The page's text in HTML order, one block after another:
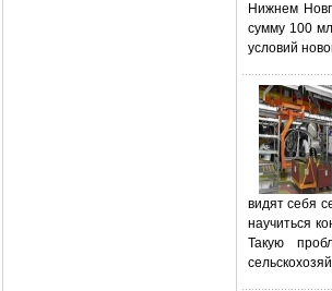
Нижнем
сумму 100
условий
видят себя
научиться
Такую